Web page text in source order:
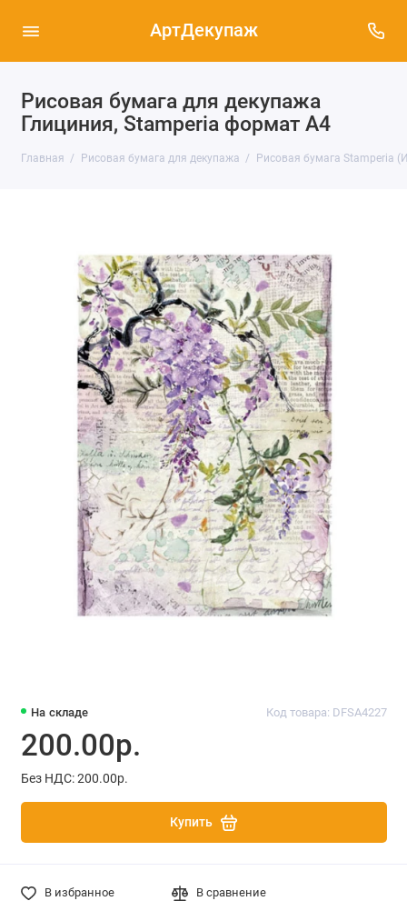
АртДекупаж
Рисовая бумага для декупажа
Глициния, Stamperia формат А4
Главная Рисовая бумага для декупажа Рисовая бумага Stamperia
На складе Код товара: DFSA4227
200.00р.
Без НДС: 200.00р.
Купить
В избранное В сравнение